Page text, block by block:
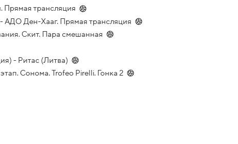
Прямая трансляция
АДО Ден-Хааг. Прямая трансляция
Скит. Пара смешанная
- Ритас (Литва)
Сонома. Trofeo Pirelli. Гонка 2